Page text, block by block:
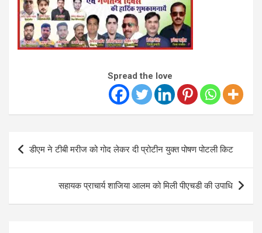
Spread the love
Post
navigation
डीएम ने टीबी मरीज को गोद लेकर दी प्रोटीन युक्त पोषण पोटली किट
सहायक प्राचार्य शाजिया आलम को मिली पीएचडी की उपाधि